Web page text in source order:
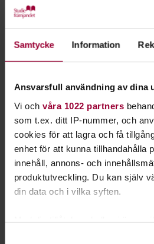
Samtycke Information
Ansvarsfull användning av dina
Vi och våra 1022 partners
som t.ex. ditt IP-nummer, och
cookies för att lagra och få
enhet för att kunna tillhandahålla
innehåll, annons- och
produktutveckling. Du kan själv
din data och i vilka syften.
möjligheter för alla att utvecklas.
lärandemiljö
Lära dig om folkbildning – vad
är viktigt
Få verktyg för att bygga en
trygghet och delaktighet
Vi varvar föreläsningar med
erfarenheter och lyssna på andra.